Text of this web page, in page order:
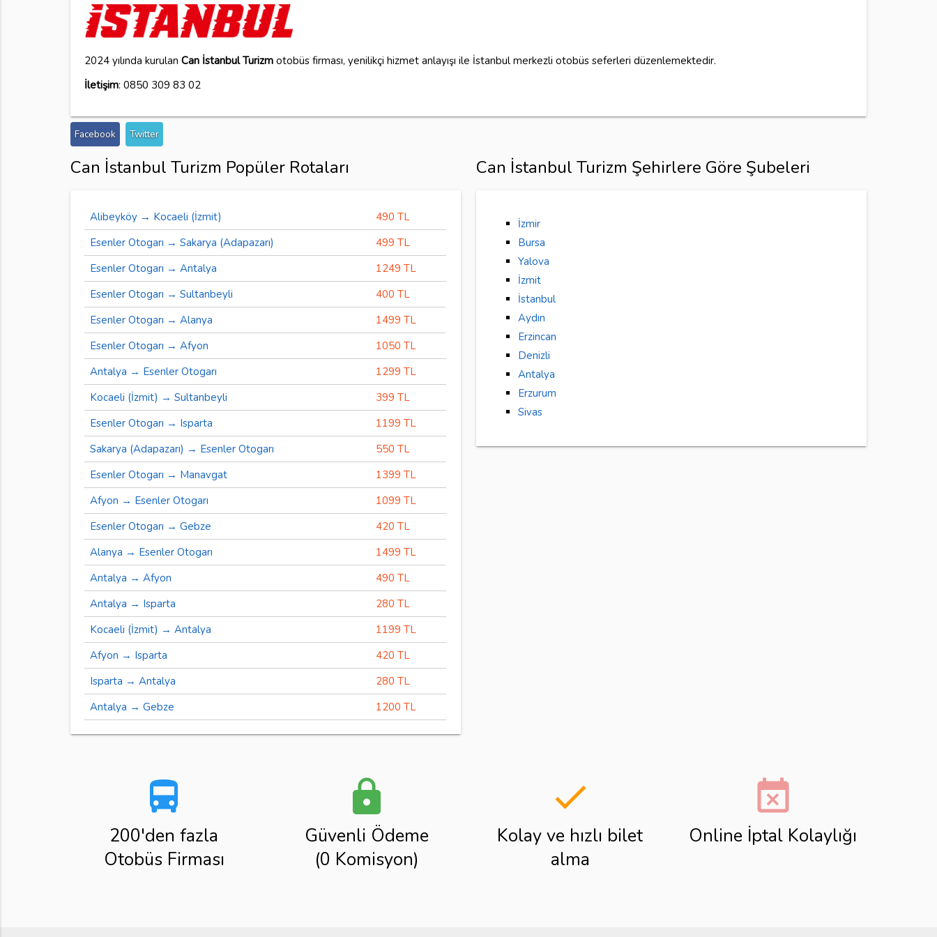
2024 yılında kurulan Can İstanbul Turizmotobüs firması, yenilikçi hizmet anlayışı ile İstanbul merkezli otobüs seferleri düzenlemektedir.
İletişim: 0850 309 83 02
Facebook Twitter
Can İstanbul Turizm Popüler Rotaları
Alibeyköy → Kocaeli (İzmit)
490 TL
Esenler Otogarı → Sakarya (Adapazarı)
499 TL
Esenler Otogarı → Antalya
1249 TL
Esenler Otogarı → Sultanbeyli
400 TL
Esenler Otogarı → Alanya
1499 TL
Esenler Otogarı → Afyon
1050 TL
Antalya → Esenler Otogarı
1299 TL
Kocaeli (İzmit) → Sultanbeyli
399 TL
Esenler Otogarı → Isparta
1199 TL
Sakarya (Adapazarı) → Esenler Otogarı
550 TL
Esenler Otogarı → Manavgat
1399 TL
Afyon → Esenler Otogarı
1099 TL
Esenler Otogarı → Gebze
420 TL
Alanya → Esenler Otogarı
1499 TL
Antalya → Afyon
490 TL
Antalya → Isparta
280 TL
Kocaeli (İzmit) → Antalya
1199 TL
Afyon → Isparta
420 TL
Isparta → Antalya
280 TL
Antalya → Gebze
1200 TL
Can İstanbul Turizm Şehirlere Göre Şubeleri
İzmir
Bursa
Yalova
İzmit
İstanbul
Aydın
Erzincan
Denizli
Antalya
Erzurum
Sivas
directions_bus
200'den fazla
Otobüs Firması
lock
Güvenli Ödeme
(0 Komisyon)
done
Kolay ve hızlı bilet
alma
event_busy
Online İptal Kolaylığı